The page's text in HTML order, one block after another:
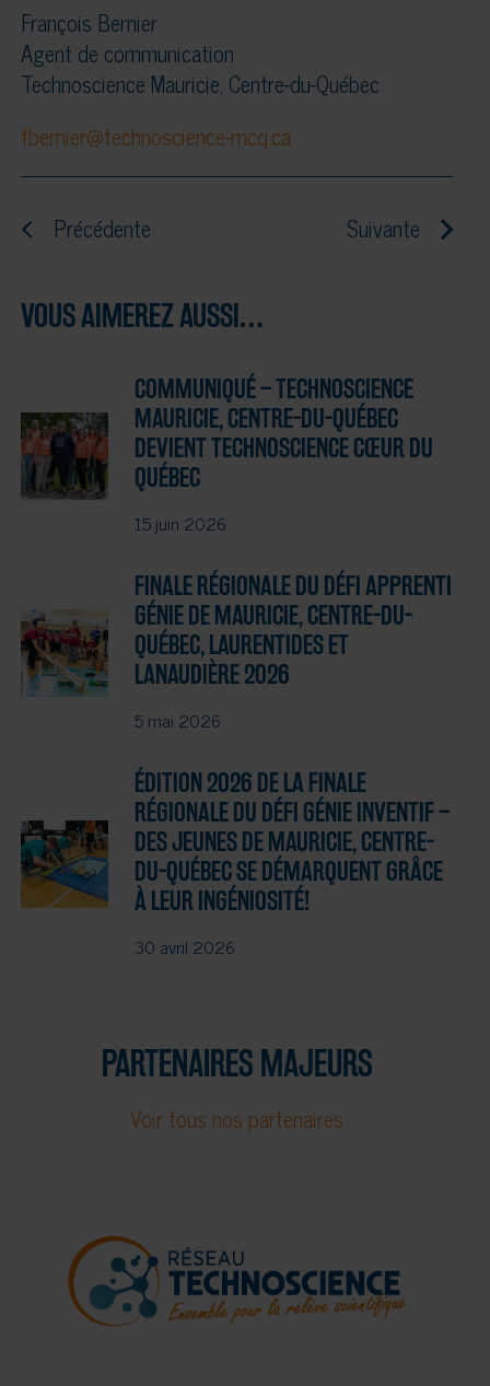
François Bernier
Agent de communication
Technoscience Mauricie, Centre-du-Québec
fbernier@technoscience-mcq.ca
Précédente Suivante
VOUS AIMEREZ AUSSI…
COMMUNIQUÉ – TECHNOSCIENCE
MAURICIE, CENTRE-DU-QUÉBEC
DEVIENT TECHNOSCIENCE CŒUR DU
QUÉBEC
15 juin 2026
FINALE RÉGIONALE DU DÉFI APPRENTI
GÉNIE DE MAURICIE, CENTRE-DU-
QUÉBEC, LAURENTIDES ET
LANAUDIÈRE 2026
5 mai 2026
ÉDITION 2026 DE LA FINALE
RÉGIONALE DU DÉFI GÉNIE INVENTIF –
DES JEUNES DE MAURICIE, CENTRE-
DU-QUÉBEC SE DÉMARQUENT GRÂCE
À LEUR INGÉNIOSITÉ!
30 avril 2026
PARTENAIRES MAJEURS
Voir tous nos partenaires